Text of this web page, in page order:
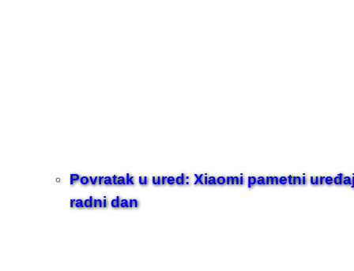
Povratak u ured: Xiaomi pametni
radni dan